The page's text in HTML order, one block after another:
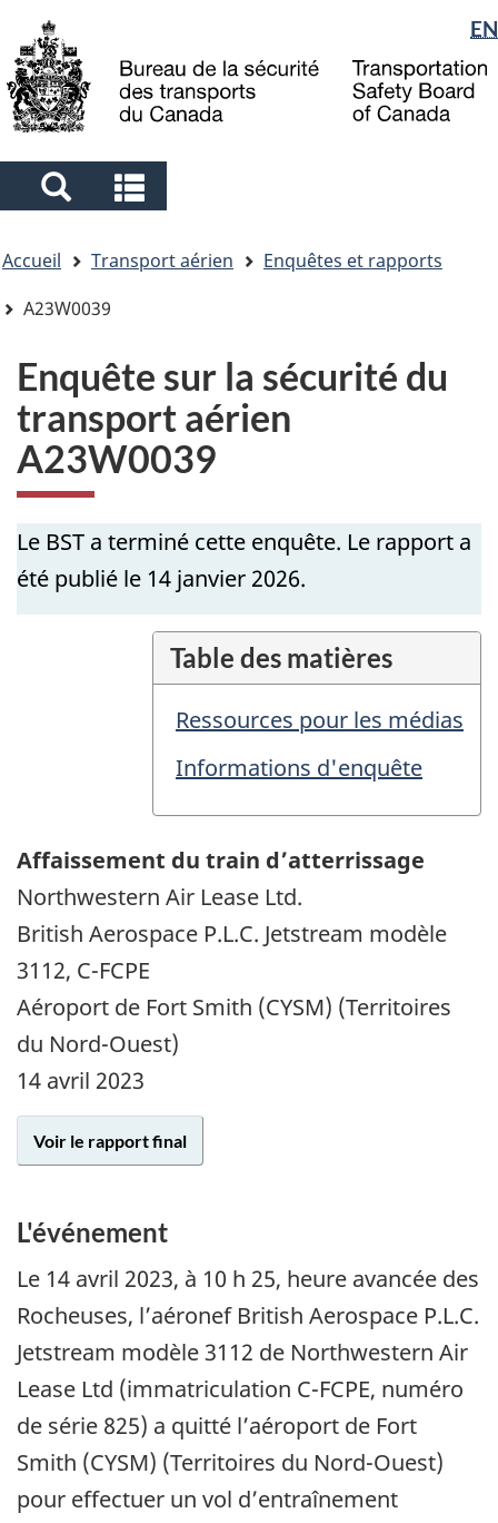
to
main
to
"About
government"
à
la
Sélection
de
la
langue
EN
Search
and
menus
and
menus
êtes
ici
Accueil Transport aérien
Enquêtes et rapports
A23W0039
Enquête sur la sécurité du
transport aérien
A23W0039
Le BST a terminé cette enquête. Le rapport a
été publié le 14 janvier 2026.
Table des matières
Ressources pour les médias
Informations d'enquête
Affaissement du train d’atterrissage
Northwestern Air Lease Ltd.
British Aerospace P.L.C. Jetstream modèle
3112, C-FCPE
Aéroport de Fort Smith (CYSM) (Territoires
du Nord-Ouest)
14 avril 2023
Voir le rapport final
L'événement
Le 14 avril 2023, à 10 h 25, heure avancée des
Rocheuses, l’aéronef British Aerospace P.L.C.
Jetstream modèle 3112 de Northwestern Air
Lease Ltd (immatriculation C-FCPE, numéro
de série 825) a quitté l’aéroport de Fort
Smith (CYSM) (Territoires du Nord-Ouest)
pour effectuer un vol d’entraînement